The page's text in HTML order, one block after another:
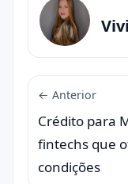
← Anterior
Crédito para
fintechs que
condições